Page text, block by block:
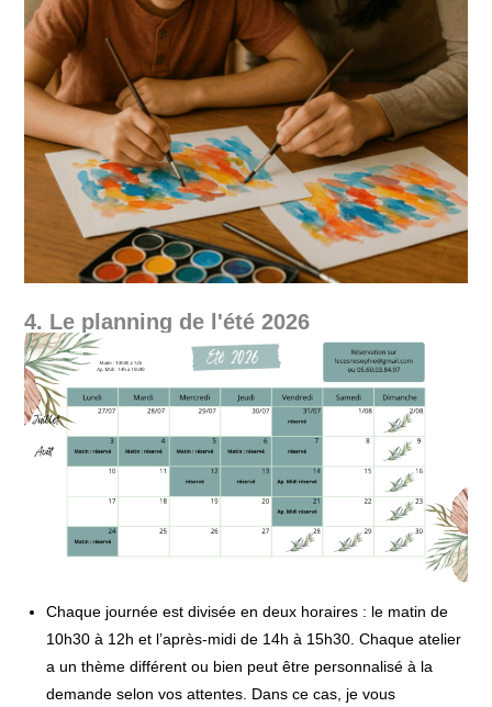
4. Le planning de l'été 2026
Chaque journée est divisée en deux horaires : le matin de
10h30 à 12h et l’après-midi de 14h à 15h30. Chaque atelier
a un thème différent ou bien peut être personnalisé à la
demande selon vos attentes. Dans ce cas, je vous